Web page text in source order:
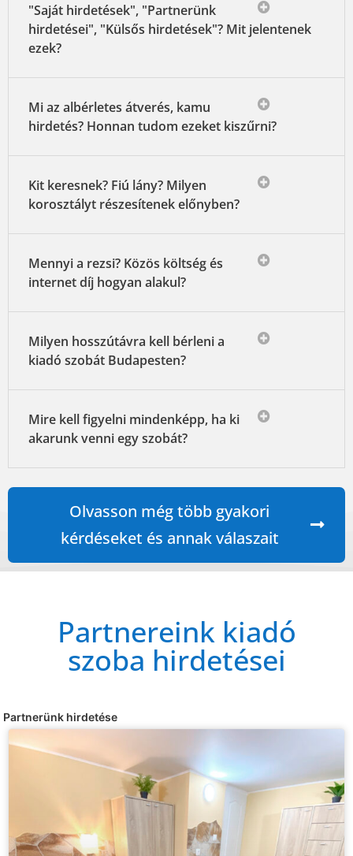
"Saját hirdetések", "Partnerünk
hirdetései", "Külsős hirdetések"? Mit jelentenek
ezek?
Mi az albérletes átverés, kamu
hirdetés? Honnan tudom ezeket kiszűrni?
Kit keresnek? Fiú lány? Milyen
korosztályt részesítenek előnyben?
Mennyi a rezsi? Közös költség és
internet díj hogyan alakul?
Milyen hosszútávra kell bérleni a
kiadó szobát Budapesten?
Mire kell figyelni mindenképp, ha ki
akarunk venni egy szobát?
Olvasson még több gyakori
kérdéseket és annak válaszait
Partnereink kiadó
szoba hirdetései